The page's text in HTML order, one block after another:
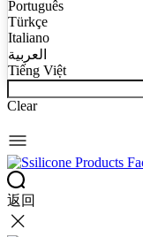
Português
Türkçe
Italiano
العربية
Tiếng Việt
Clear
返回